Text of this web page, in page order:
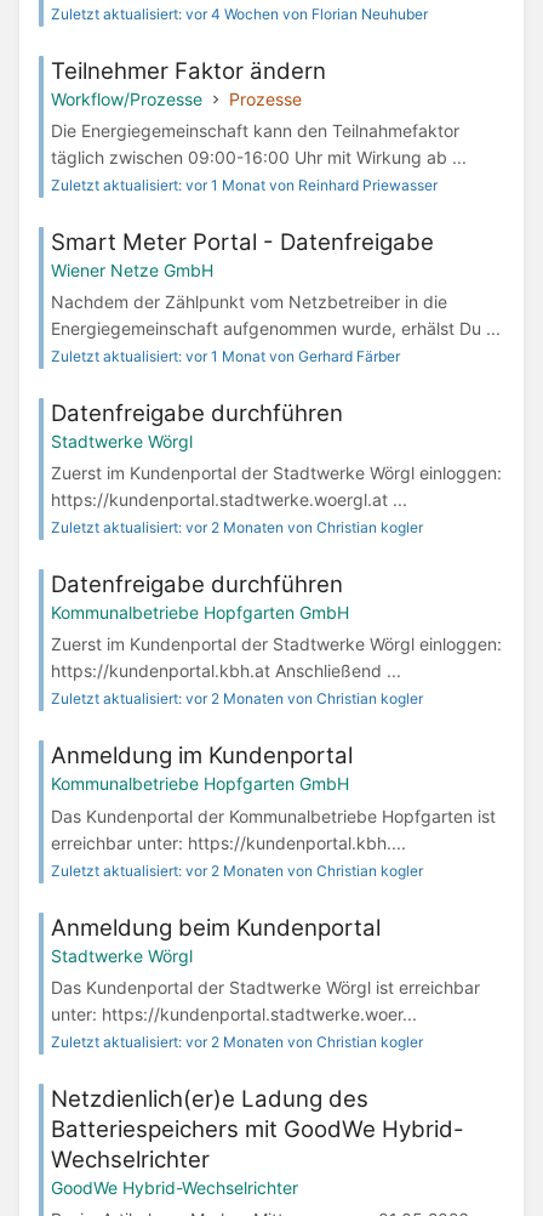
Zuletzt aktualisiert: vor 4 Wochen von Florian Neuhuber
Teilnehmer Faktor ändern
Workflow/Prozesse
Prozesse
Die Energiegemeinschaft kann den Teilnahmefaktor
täglich zwischen 09:00-16:00 Uhr mit Wirkung ab ...
Zuletzt aktualisiert: vor 1 Monat von Reinhard Priewasser
Smart Meter Portal - Datenfreigabe
Wiener Netze GmbH
Nachdem der Zählpunkt vom Netzbetreiber in die
Energiegemeinschaft aufgenommen wurde, erhälst Du ...
Zuletzt aktualisiert: vor 1 Monat von Gerhard Färber
Datenfreigabe durchführen
Stadtwerke Wörgl
Zuerst im Kundenportal der Stadtwerke Wörgl einloggen:
https://kundenportal.stadtwerke.woergl.at ...
Zuletzt aktualisiert: vor 2 Monaten von Christian kogler
Datenfreigabe durchführen
Kommunalbetriebe Hopfgarten GmbH
Zuerst im Kundenportal der Stadtwerke Wörgl einloggen:
https://kundenportal.kbh.at Anschließend ...
Zuletzt aktualisiert: vor 2 Monaten von Christian kogler
Anmeldung im Kundenportal
Kommunalbetriebe Hopfgarten GmbH
Das Kundenportal der Kommunalbetriebe Hopfgarten ist
erreichbar unter: https://kundenportal.kbh....
Zuletzt aktualisiert: vor 2 Monaten von Christian kogler
Anmeldung beim Kundenportal
Stadtwerke Wörgl
Das Kundenportal der Stadtwerke Wörgl ist erreichbar
unter: https://kundenportal.stadtwerke.woer...
Zuletzt aktualisiert: vor 2 Monaten von Christian kogler
Netzdienlich(er)e Ladung des
Batteriespeichers mit GoodWe Hybrid-
Wechselrichter
GoodWe Hybrid-Wechselrichter